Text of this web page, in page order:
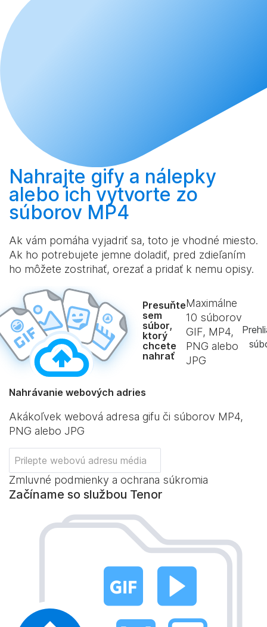
Nahrajte gify a nálepky
alebo ichvytvorte zo
súborov MP4
Ak vám pomáha vyjadriť sa, toto je vhodné miesto.
Ak ho potrebujete jemne doladiť, pred zdieľaním
ho môžete zostrihať, orezať a pridať k nemu opisy.
Presuňte
sem
súbor,
ktorý
chcete
nahrať
Maximálne
10 súborov
GIF, MP4,
PNG alebo
JPG
Nahrávanie webových adries
Akákoľvek webová adresa gifu či súborov MP4,
PNG alebo JPG
Zmluvné podmienky a ochrana súkromia
Začíname so službou Tenor